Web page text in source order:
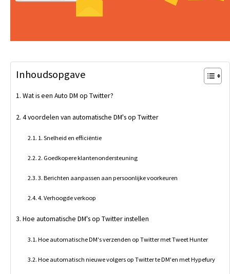
Inhoudsopgave
Wat is een Auto DM op Twitter?
4 voordelen van automatische DM's op Twitter
1. Snelheid en efficiëntie
2. Goedkopere klantenondersteuning
3. Berichten aanpassen aan persoonlijke voorkeuren
4. Verhoogde verkoop
Hoe automatische DM's op Twitter instellen
Hoe automatische DM's verzenden op Twitter met Tweet Hunter
Hoe automatisch nieuwe volgers op Twitter te DM'en met Hypefury